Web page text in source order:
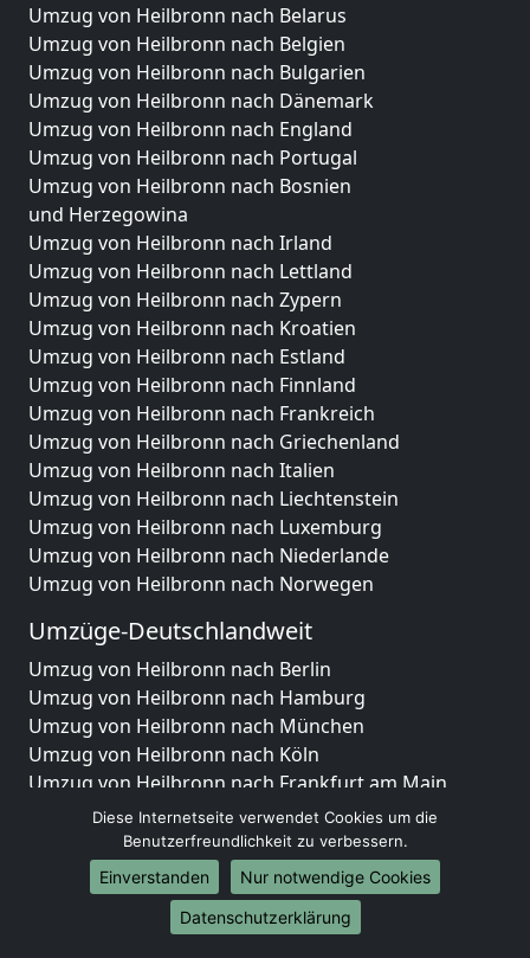
Umzug von Heilbronn nach Belarus
Umzug von Heilbronn nach Belgien
Umzug von Heilbronn nach Bulgarien
Umzug von Heilbronn nach Dänemark
Umzug von Heilbronn nach England
Umzug von Heilbronn nach Portugal
Umzug von Heilbronn nach Bosnien
und Herzegowina
Umzug von Heilbronn nach Irland
Umzug von Heilbronn nach Lettland
Umzug von Heilbronn nach Zypern
Umzug von Heilbronn nach Kroatien
Umzug von Heilbronn nach Estland
Umzug von Heilbronn nach Finnland
Umzug von Heilbronn nach Frankreich
Umzug von Heilbronn nach Griechenland
Umzug von Heilbronn nach Italien
Umzug von Heilbronn nach Liechtenstein
Umzug von Heilbronn nach Luxemburg
Umzug von Heilbronn nach Niederlande
Umzug von Heilbronn nach Norwegen
Umzüge-Deutschlandweit
Umzug von Heilbronn nach Berlin
Umzug von Heilbronn nach Hamburg
Umzug von Heilbronn nach München
Umzug von Heilbronn nach Köln
Umzug von Heilbronn nach Frankfurt am Main
Umzug von Heilbronn nach Stuttgart
Umzug von Heilbronn nach Düsseldorf
Umzug von Heilbronn nach Leipzig
Umzug von Heilbronn nach Dortmund
Umzug von Heilbronn nach Essen
Diese Internetseite verwendet Cookies um die
Benutzerfreundlichkeit zu verbessern.
Einverstanden
Nur notwendige Cookies
Datenschutzerklärung